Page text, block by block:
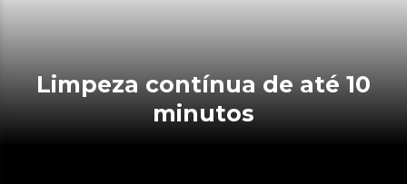
Limpeza contínua de até 10
minutos